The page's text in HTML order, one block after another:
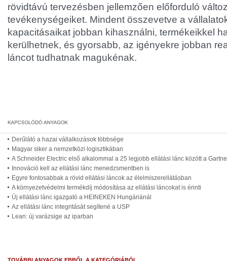
rövidtávú tervezésben jellemzően előforduló
tevékenységeiket. Mindent összevetve a
kapacitásaikat jobban kihasználni, termékeikkel
kerülhetnek, és gyorsabb, az igényekre jobban
láncot tudhatnak magukénak.
Derűlátó a hazai vállalkozások többsége
Magyar siker a nemzetközi logisztikában
A Schneider Electric első alkalommal a 25 legjobb ellátási lánc között a
Innováció kell az ellátási lánc menedzsmentben is
Egyre fontosabbak a rövid ellátási láncok az élelmiszerellátásban
A környezetvédelmi termékdíj módosítása az ellátási láncokat is érinti
Új ellátási lánc igazgató a HEINEKEN Hungáriánál
Az ellátási lánc integritását segítené a USP
Lean: új varázsige az iparban